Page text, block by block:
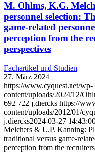
M. Ohlms, K.G.
personnel selection:
game-related
perception from the
perspectives
Fachartikel und Studien
27. März 2024
https://www.cyquest.net/wp-
content/uploads/2024/12/
692 722 j.diercks https://
content/uploads/2012/01/
j.diercks2024-03-27 14:43:00
Melchers & U.P. Kanning:
traditional versus game-
perception from the